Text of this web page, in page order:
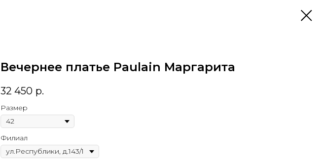
Вечернее платье Paulain Маргарита
32 450 р.
Размер
Филиал